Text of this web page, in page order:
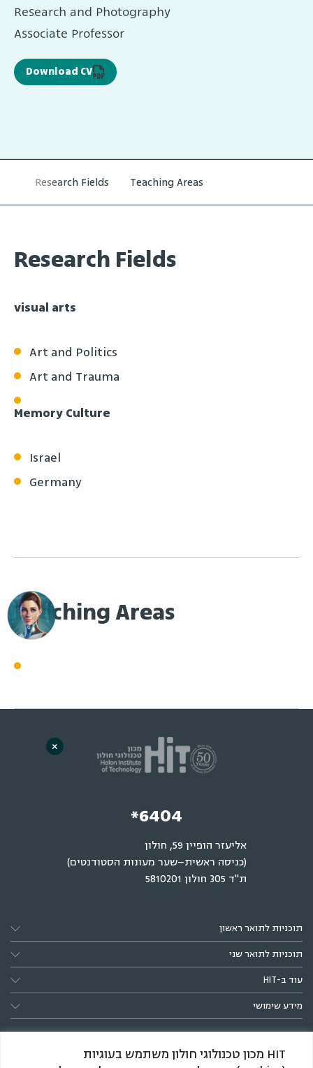
HIT מכון טכנולוגי חולון משתמש בעוגיות
Research and Photography
Associate Professor
Download CV
Research Fields Teaching Areas
Research Fields
visual arts
Art and Politics
Art and Trauma
Memory Culture
Israel
Germany
Teaching Areas
*6404
אליעזר הופיין 59, חולון
(כניסה ראשית–שער מעונות הסטודנטים)
ת"ד 305 חולון 5810201
תוכניות לתואר ראשון
תוכניות לתואר שני
עוד ב-HIT
מידע שימושי
×